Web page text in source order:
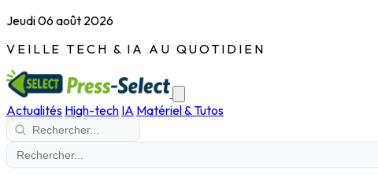
Jeudi 06 août 2026
VEILLE TECH & IA AU QUOTIDIEN
Actualités High-tech IA Matériel & Tutos